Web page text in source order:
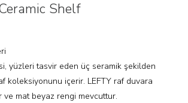
Shelf
yüzleri tasvir eden üç seramik şekilden
koleksiyonunu içerir. LEFTY raf duvara
ve mat beyaz rengi mevcuttur.